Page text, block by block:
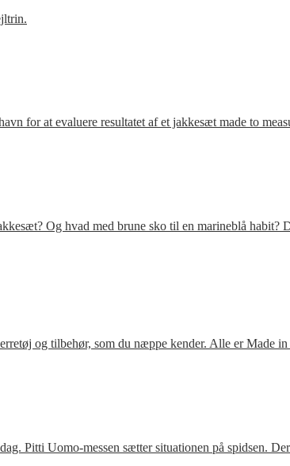
for at evaluere resultatet af et jakkesæt made to
Og hvad med brune sko til en marineblå
og tilbehør, som du næppe kender. Alle er Made
Pitti Uomo-messen sætter situationen på spidsen.